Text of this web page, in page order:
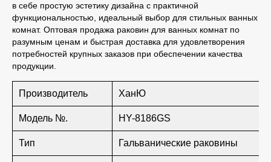
в себе простую эстетику дизайна с практичной
функциональностью, идеальный выбор для стильных ванных
комнат. Оптовая продажа раковин для ванных комнат по
разумным ценам и быстрая доставка для удовлетворения
потребностей крупных заказов при обеспечении качества
продукции.
Производитель ХанЮ
Модель №. HY-8186GS
Тип Гальванические раковины